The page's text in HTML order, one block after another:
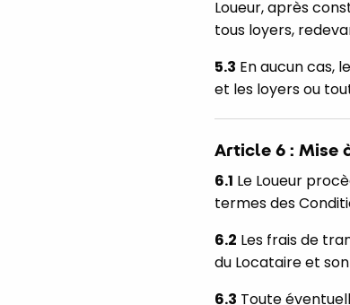
Loueur, après
tous loyers,
5.3 En aucun cas,
et les loyers ou
Article 6 : Mise
6.1 Le Loueur
termes des
6.2 Les frais de
du Locataire et
6.3 Toute